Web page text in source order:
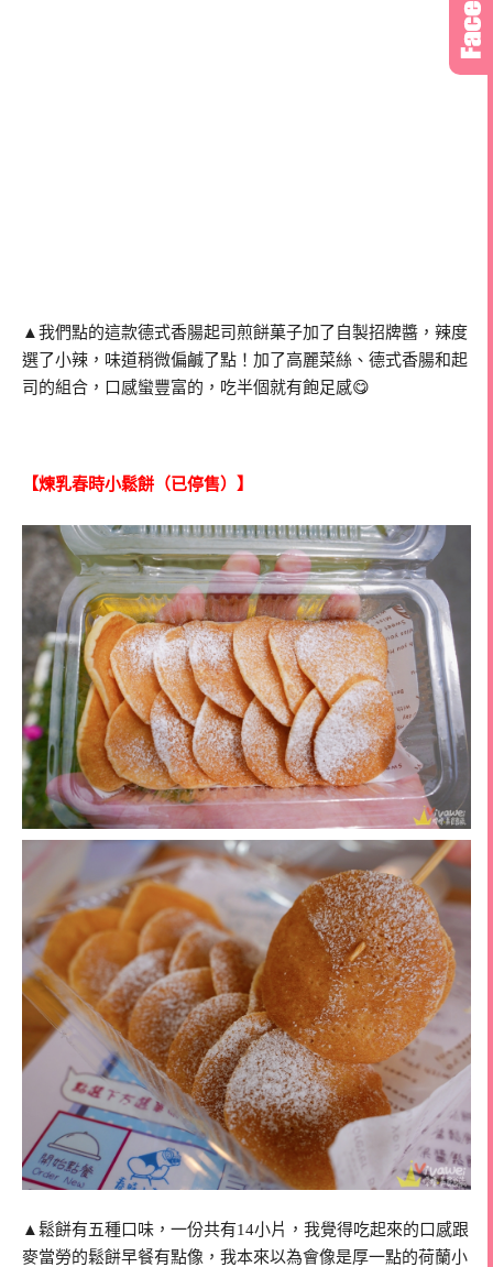
▲我們點的這款德式香腸起司煎餅菓子加了自製招牌醬，辣度
選了小辣，味道稍微偏鹹了點！加了高麗菜絲、德式香腸和起
司的組合，口感蠻豐富的，吃半個就有飽足感😋
【煉乳春時小鬆餅（已停售）】
▲鬆餅有五種口味，一份共有14小片，我覺得吃起來的口感跟
麥當勞的鬆餅早餐有點像，我本來以為會像是厚一點的荷蘭小